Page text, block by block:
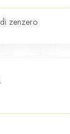
zenzero